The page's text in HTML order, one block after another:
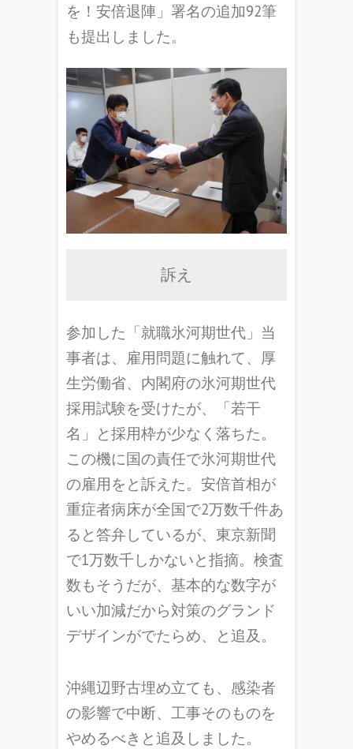
を！安倍退陣」署名の追加92筆
も提出しました。
訴え
参加した「就職氷河期世代」当
事者は、雇用問題に触れて、厚
生労働省、内閣府の氷河期世代
採用試験を受けたが、「若干
名」と採用枠が少なく落ちた。
この機に国の責任で氷河期世代
の雇用をと訴えた。安倍首相が
重症者病床が全国で2万数千件あ
ると答弁しているが、東京新聞
で1万数千しかないと指摘。検査
数もそうだが、基本的な数字が
いい加減だから対策のグランド
デザインがでたらめ、と追及。
沖縄辺野古埋め立ても、感染者
の影響で中断、工事そのものを
やめるべきと追及しました。